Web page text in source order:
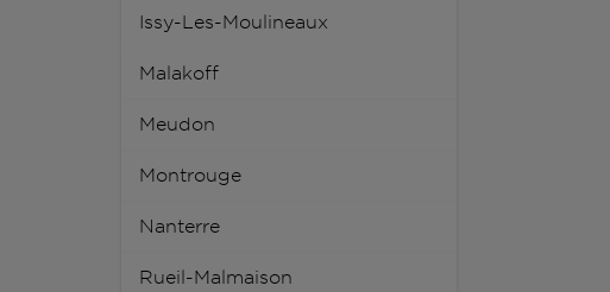
Issy-Les-Moulineaux
Malakoff
Meudon
Montrouge
Nanterre
Rueil-Malmaison